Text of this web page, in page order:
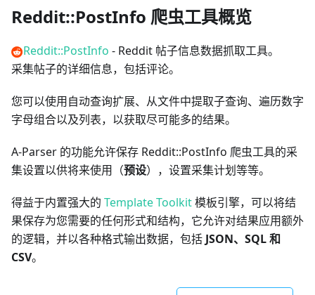
Reddit::PostInfo 爬虫工具概览
Reddit::PostInfo - Reddit 帖子信息数据抓取工具。
采集帖子的详细信息，包括评论。
您可以使用自动查询扩展、从文件中提取子查询、遍历数字
字母组合以及列表，以获取尽可能多的结果。
A-Parser 的功能允许保存 Reddit::PostInfo 爬虫工具的采
集设置以供将来使用（预设），设置采集计划等等。
得益于内置强大的 Template Toolkit模板引擎，可以将结
果保存为您需要的任何形式和结构，它允许对结果应用额外
的逻辑，并以各种格式输出数据，包括 JSON、SQL 和
CSV。